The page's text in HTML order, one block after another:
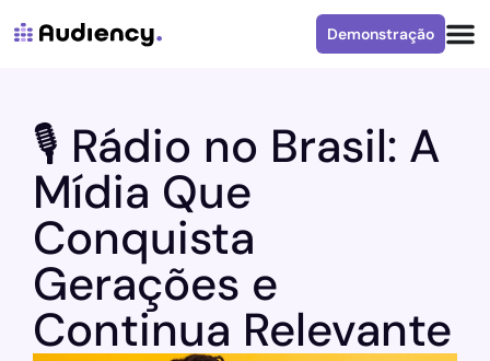
Demonstração
🎙️ Rádio no Brasil: A
Mídia Que
Conquista
Gerações e
Continua Relevante